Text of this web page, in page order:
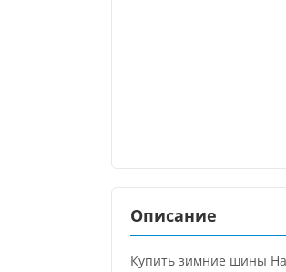
Описание
Купить зимние шины